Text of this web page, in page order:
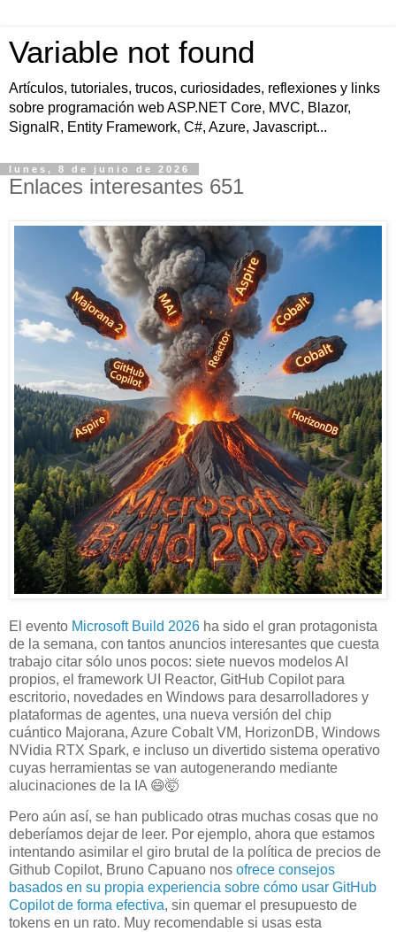
Variable not found
Artículos, tutoriales, trucos, curiosidades, reflexiones y links
sobre programación web ASP.NET Core, MVC, Blazor,
SignalR, Entity Framework, C#, Azure, Javascript...
lunes, 8 de junio de 2026
Enlaces interesantes 651
El evento Microsoft Build 2026 ha sido el gran protagonista
de la semana, con tantos anuncios interesantes que cuesta
trabajo citar sólo unos pocos: siete nuevos modelos AI
propios, el framework UI Reactor, GitHub Copilot para
escritorio, novedades en Windows para desarrolladores y
plataformas de agentes, una nueva versión del chip
cuántico Majorana, Azure Cobalt VM, HorizonDB, Windows
NVidia RTX Spark, e incluso un divertido sistema operativo
cuyas herramientas se van autogenerando mediante
alucinaciones de la IA 😄🤯
Pero aún así, se han publicado otras muchas cosas que no
deberíamos dejar de leer. Por ejemplo, ahora que estamos
intentando asimilar el giro brutal de la política de precios de
Github Copilot, Bruno Capuano nos ofrece consejos
basados en su propia experiencia sobre cómo usar GitHub
Copilot de forma efectiva, sin quemar el presupuesto de
tokens en un rato. Muy recomendable si usas esta